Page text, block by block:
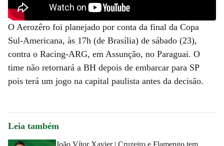
O Aerozêro foi planejado por conta da final da Copa
Sul-Americana, às 17h (de Brasília) de sábado (23),
contra o Racing-ARG, em Assunção, no Paraguai. O
time não retornará a BH depois de embarcar para SP
pois terá um jogo na capital paulista antes da decisão.
Leia também
João Vítor Xavier | Cruzeiro e Flamengo tem